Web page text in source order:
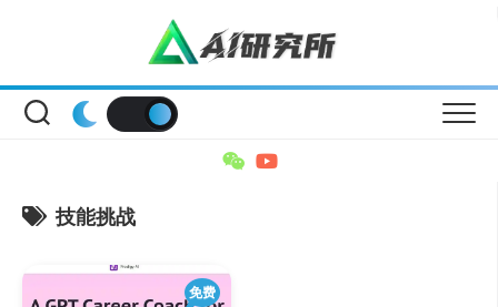
技能挑战
免费